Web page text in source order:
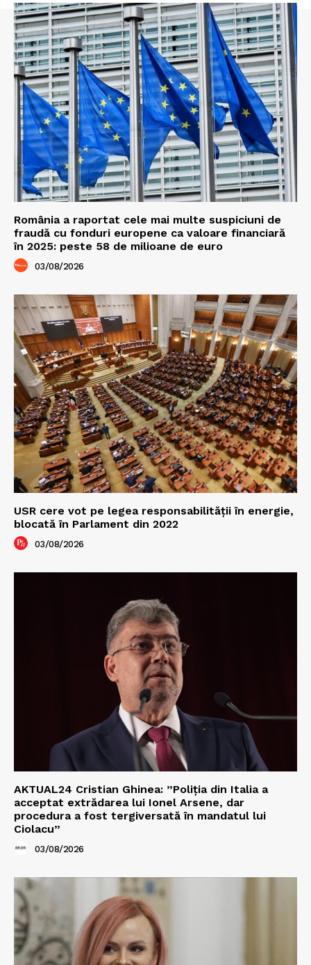
România a raportat cele mai multe suspiciuni de
fraudă cu fonduri europene ca valoare financiară
în 2025: peste 58 de milioane de euro
03/08/2026
USR cere vot pe legea responsabilității în energie,
blocată în Parlament din 2022
03/08/2026
AKTUAL24 Cristian Ghinea: ”Poliția din Italia a
acceptat extrădarea lui Ionel Arsene, dar
procedura a fost tergiversată în mandatul lui
Ciolacu”
03/08/2026